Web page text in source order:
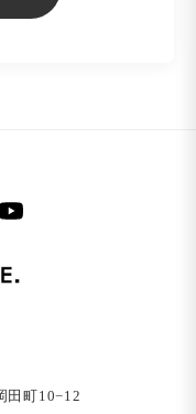
⽥町10−12